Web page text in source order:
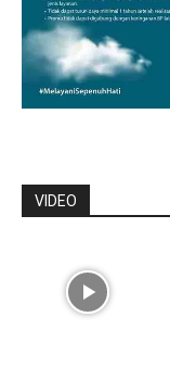
VIDEO